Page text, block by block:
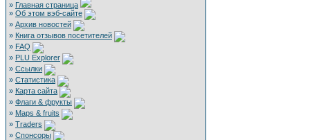
» Главная страница
» Об этом вэб-сайте
» Архив новостей
» Книга отзывов посетителей
» FAQ
» PLU Explorer
» Ссылки
» Статистика
» Карта сайта
» Флаги & фрукты
» Maps & fruits
» Traders
» Спонсоры